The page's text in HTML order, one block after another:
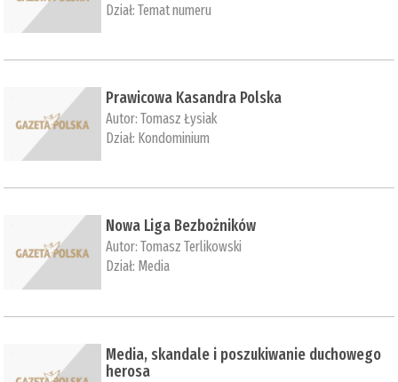
Dział:Temat numeru
Prawicowa Kasandra Polska
Autor:Tomasz Łysiak
Dział: Kondominium
Nowa Liga Bezbożników
Autor:Tomasz Terlikowski
Dział: Media
Media, skandale i poszukiwanie duchowego
herosa